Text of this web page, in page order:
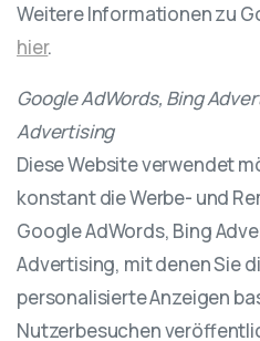
Weitere Informationen zu
hier.
Google AdWords, Bing
Advertising
Diese Website verwendet
konstant die Werbe- und
Google AdWords, Bing
Advertising, mit denen Sie
personalisierte Anzeigen
Nutzerbesuchen